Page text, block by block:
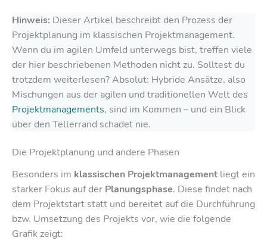
Hinweis: Dieser Artikel beschreibt den Prozess der
Projektplanung im klassischen Projektmanagement.
Wenn du im agilen Umfeld unterwegs bist, treffen viele
der hier beschriebenen Methoden nicht zu. Solltest du
trotzdem weiterlesen? Absolut: Hybride Ansätze, also
Mischungen aus der agilen und traditionellen Welt des
Projektmanagements, sind im Kommen – und ein Blick
über den Tellerrand schadet nie.
Die Projektplanung und andere Phasen
Besonders im klassischen Projektmanagement liegt ein
starker Fokus auf der Planungsphase. Diese findet nach
dem Projektstart statt und bereitet auf die Durchführung
bzw. Umsetzung des Projekts vor, wie die folgende
Grafik zeigt: